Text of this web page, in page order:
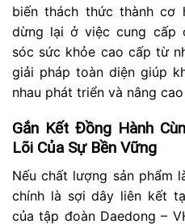
biến thách thức thành cơ
dừng lại ở việc cung cấp
sóc sức khỏe cao cấp từ
giải pháp toàn diện giúp
nhau phát triển và nâng
Gắn Kết Đồng Hành
Lõi Của Sự Bền Vững
Nếu chất lượng sản phẩm
chính là sợi dây liên kết
của tập đoàn Daedong –